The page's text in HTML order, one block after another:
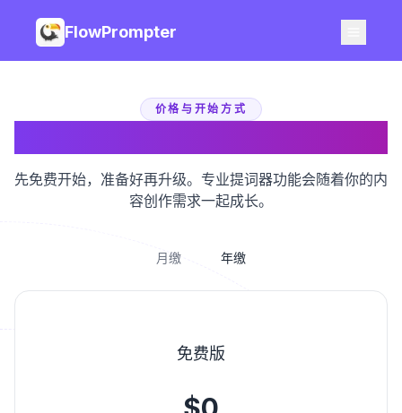
FlowPrompter
价格与开始方式
先免费开始，准备好再升级。专业提词器功能会随着你的内
容创作需求一起成长。
月缴 年缴
免费版